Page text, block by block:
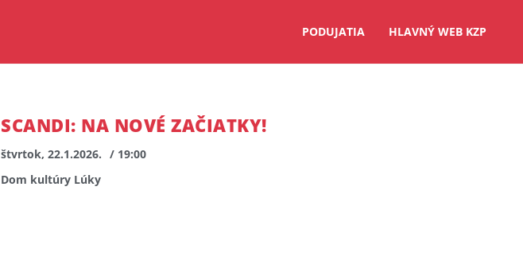
PODUJATIA HLAVNÝ WEB KZP
SCANDI: NA NOVÉ ZAČIATKY!
štvrtok, 22.1.2026. / 19:00
Dom kultúry Lúky